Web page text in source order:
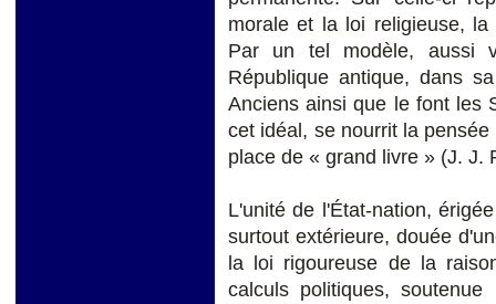
morale et la loi religieuse,
Par un tel modèle, aussi
République antique, dans
Anciens ainsi que le font les
cet idéal, se nourrit la
place de « grand livre » (J. J.
L'unité de l'État-nation,
surtout extérieure, douée
la loi rigoureuse de la
calculs politiques,